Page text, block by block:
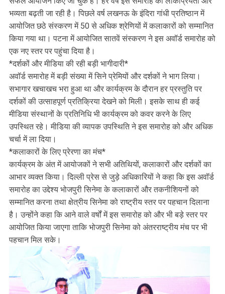
भव्यता बढ़ती जा रही है। पिछले वर्ष लखनऊ के इंदिरा गांधी प्रतिष्ठान में
आयोजित छठे संस्करण में 50 से अधिक श्रेणियों में कलाकारों को सम्मानित
किया गया था। पटना में आयोजित सातवें संस्करण ने इस अवॉर्ड समारोह को
एक नए स्तर पर पहुंचा दिया है।
*दर्शकों और मीडिया की रही बड़ी भागीदारी*
अवॉर्ड समारोह में बड़ी संख्या में सिने प्रेमियों और दर्शकों ने भाग लिया।
सभागार खचाखच भरा हुआ था और कार्यक्रम के दौरान हर प्रस्तुति पर
दर्शकों की उत्साहपूर्ण प्रतिक्रिया देखने को मिली। इसके साथ ही कई
मीडिया संस्थानों के प्रतिनिधि भी कार्यक्रम को कवर करने के लिए
उपस्थित रहे। मीडिया की व्यापक उपस्थिति ने इस समारोह को और अधिक
चर्चा में ला दिया।
*कलाकारों के लिए प्रेरणा का मंच*
कार्यक्रम के अंत में आयोजकों ने सभी अतिथियों, कलाकारों और दर्शकों का
आभार व्यक्त किया। दिल्ली प्रेस से जुड़े अधिकारियों ने कहा कि इस अवॉर्ड
समारोह का उद्देश्य भोजपुरी सिनेमा के कलाकारों और तकनीशियनों को
सम्मानित करना तथा क्षेत्रीय सिनेमा को राष्ट्रीय स्तर पर पहचान दिलाना
है। उन्होंने कहा कि आने वाले वर्षों में इस समारोह को और भी बड़े स्तर पर
आयोजित किया जाएगा ताकि भोजपुरी सिनेमा को अंतरराष्ट्रीय मंच पर भी
पहचान मिल सके।